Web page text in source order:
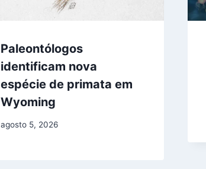
Paleontólogos
identificam nova
espécie de primata em
Wyoming
agosto 5, 2026